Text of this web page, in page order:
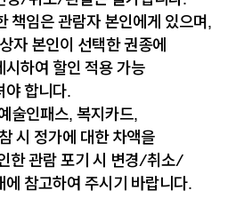
책임은 관람자 본인에게 있으며,
자 본인이 선택한 권종에
시하여 할인 적용 가능
야 합니다.
술인패스, 복지카드,
시 정가에 대한 차액을
한 관람 포기 시 변경/취소/
에 참고하여 주시기 바랍니다.